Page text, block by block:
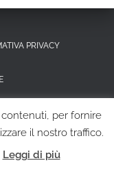
PRIVACY
PERSONALIper fornire
il nostro traffico.
Leggi di più